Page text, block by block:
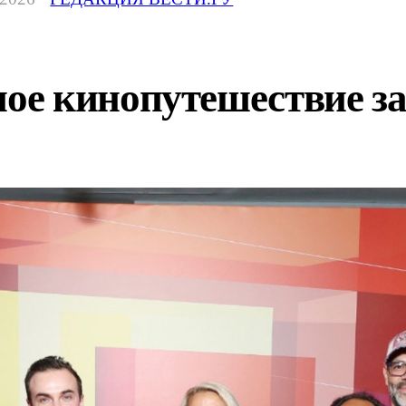
кинопутешествие